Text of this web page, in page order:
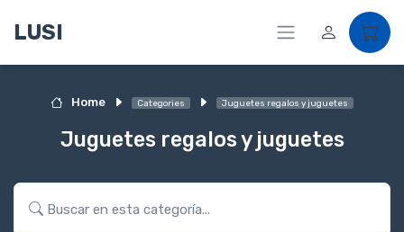
LUSI
Home Categories Juguetes regalos y juguetes
Juguetes regalos y juguetes